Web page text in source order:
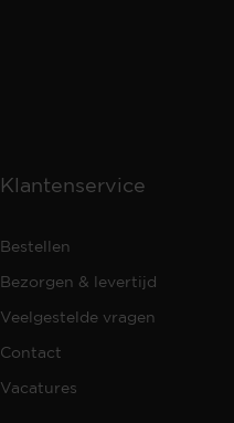
Klantenservice
Bestellen
Bezorgen & levertijd
Veelgestelde vragen
Contact
Vacatures